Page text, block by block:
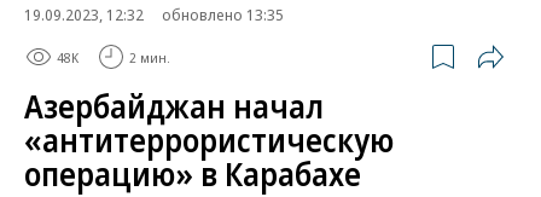
19.09.2023, 12:32
обновлено 13:35
48K 2 мин.
Азербайджан начал
«антитеррористическую
операцию» в Карабахе